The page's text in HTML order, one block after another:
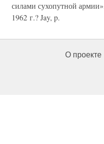
силами сухопутной
1962 г.? Jay, p.
О проекте